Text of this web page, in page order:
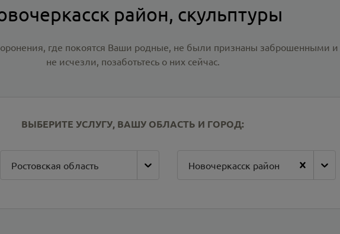
район, скульптуры
где покоятся Ваши родные, не были признаны заброшенными и
не исчезли, позаботьтесь о них сейчас.
ВЫБЕРИТЕ УСЛУГУ, ВАШУ ОБЛАСТЬ И ГОРОД:
Ростовская область Новочеркасск район